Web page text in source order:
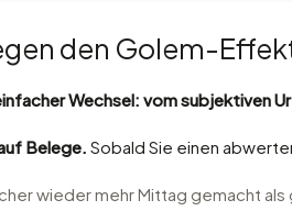
den Golem-
Wechsel: vom subjektiven
Belege. Sobald Sie einen
wieder mehr Mittag gemacht